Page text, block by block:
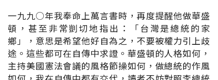
一九九○年我奉命上萬言書時，再度提醒他做華盛
頓，甚至非常剴切地指出：「台灣是總統的家
鄉」，意思是希望他好自為之，不要被權力引上歧
途。這些都可在自傳中求證。華盛頓的人格如何，
主持美國憲法會議的風格節操如何，做總統的作風